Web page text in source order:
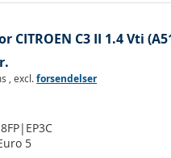
CITROEN C3 II 1.4 Vti
,excl.forsendelser
8FP|EP3C
5